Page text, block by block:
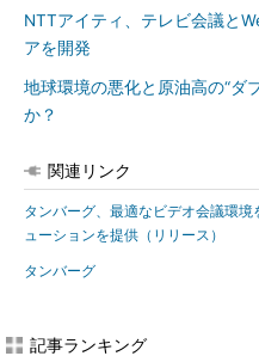
NTTアイティ、テレビ会議と
アを開発
地球環境の悪化と原油高の“ダ
か？
関連リンク
タンバーグ、最適なビデオ会議環
ューションを提供（リリース）
タンバーグ
記事ランキング